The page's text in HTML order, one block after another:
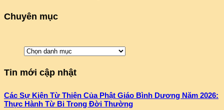
Chuyên mục
Danh
Tin mới cập nhật
Các Sự Kiện Từ Thiện Của Phật Giáo Bình Dương Năm 2026:
Thực Hành Từ Bi Trong Đời Thường